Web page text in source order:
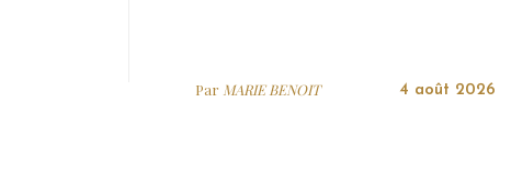
Par MARIE BENOIT 4 août 2026